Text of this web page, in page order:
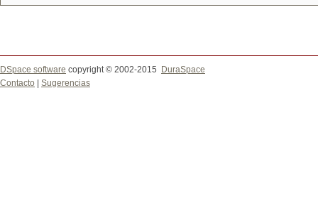
DSpace software copyright © 2002-2015
DuraSpace
Contacto
Sugerencias